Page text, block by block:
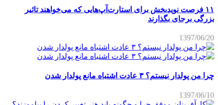
۱۱ فرصت نویدبخش برای استارت‌آپ‌هایی که می‌خواهند تاثیر
بزرگی برجای بگذارند
1397/06/20
چرا من پولدار نیستم؟ ۳ عادت اشتباه مانع پولدار شدن
1397/06/10